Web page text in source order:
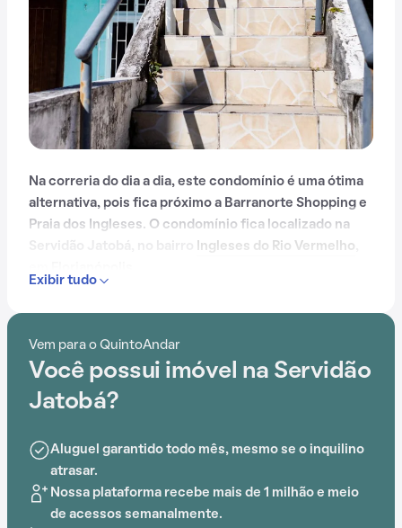
Na correria do dia a dia, este condomínio é uma ótima
alternativa, pois fica próximo a Barranorte Shopping e
Praia dos Ingleses. O condomínio fica localizado na
Ingleses do Rio Vermelho
Exibir tudo
Vem para o QuintoAndar
Você possui imóvel na Servidão
Jatobá?
Aluguel garantido todo mês, mesmo se o inquilino
atrasar.
Nossa plataforma recebe mais de 1 milhão e meio
de acessos semanalmente.